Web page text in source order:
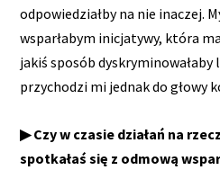
odpowiedziałby na nie inaczej.
wsparłabym inicjatywy, która
jakiś sposób dyskryminowałaby
przychodzi mi jednak do głowy
▶ Czy w czasie działań na
spotkałaś się z odmową